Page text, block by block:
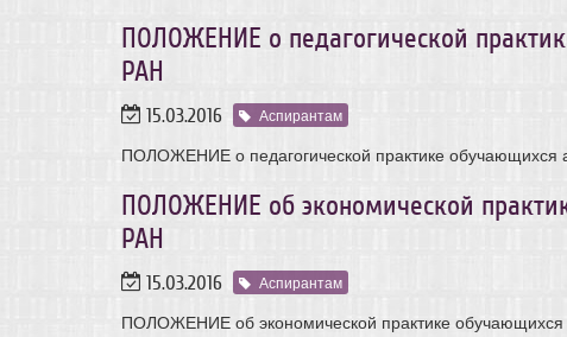
ПОЛОЖЕНИЕ о педагогической
РАН
15.03.2016 Аспирантам
ПОЛОЖЕНИЕ о педагогической практике
ПОЛОЖЕНИЕ об экономической
РАН
15.03.2016 Аспирантам
ПОЛОЖЕНИЕ об экономической практике